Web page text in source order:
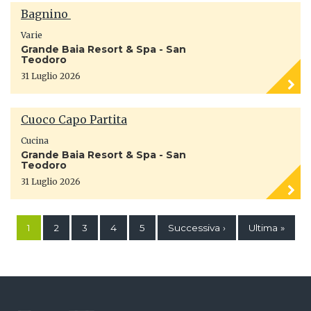
Bagnino
Varie
Grande Baia Resort & Spa - San
Teodoro
31 Luglio 2026
Cuoco Capo Partita
Cucina
Grande Baia Resort & Spa - San
Teodoro
31 Luglio 2026
1 2 3 4 5 Successiva › Ultima »